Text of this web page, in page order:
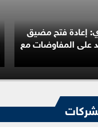
إعادة فتح مضيق
على المفاوضات مع